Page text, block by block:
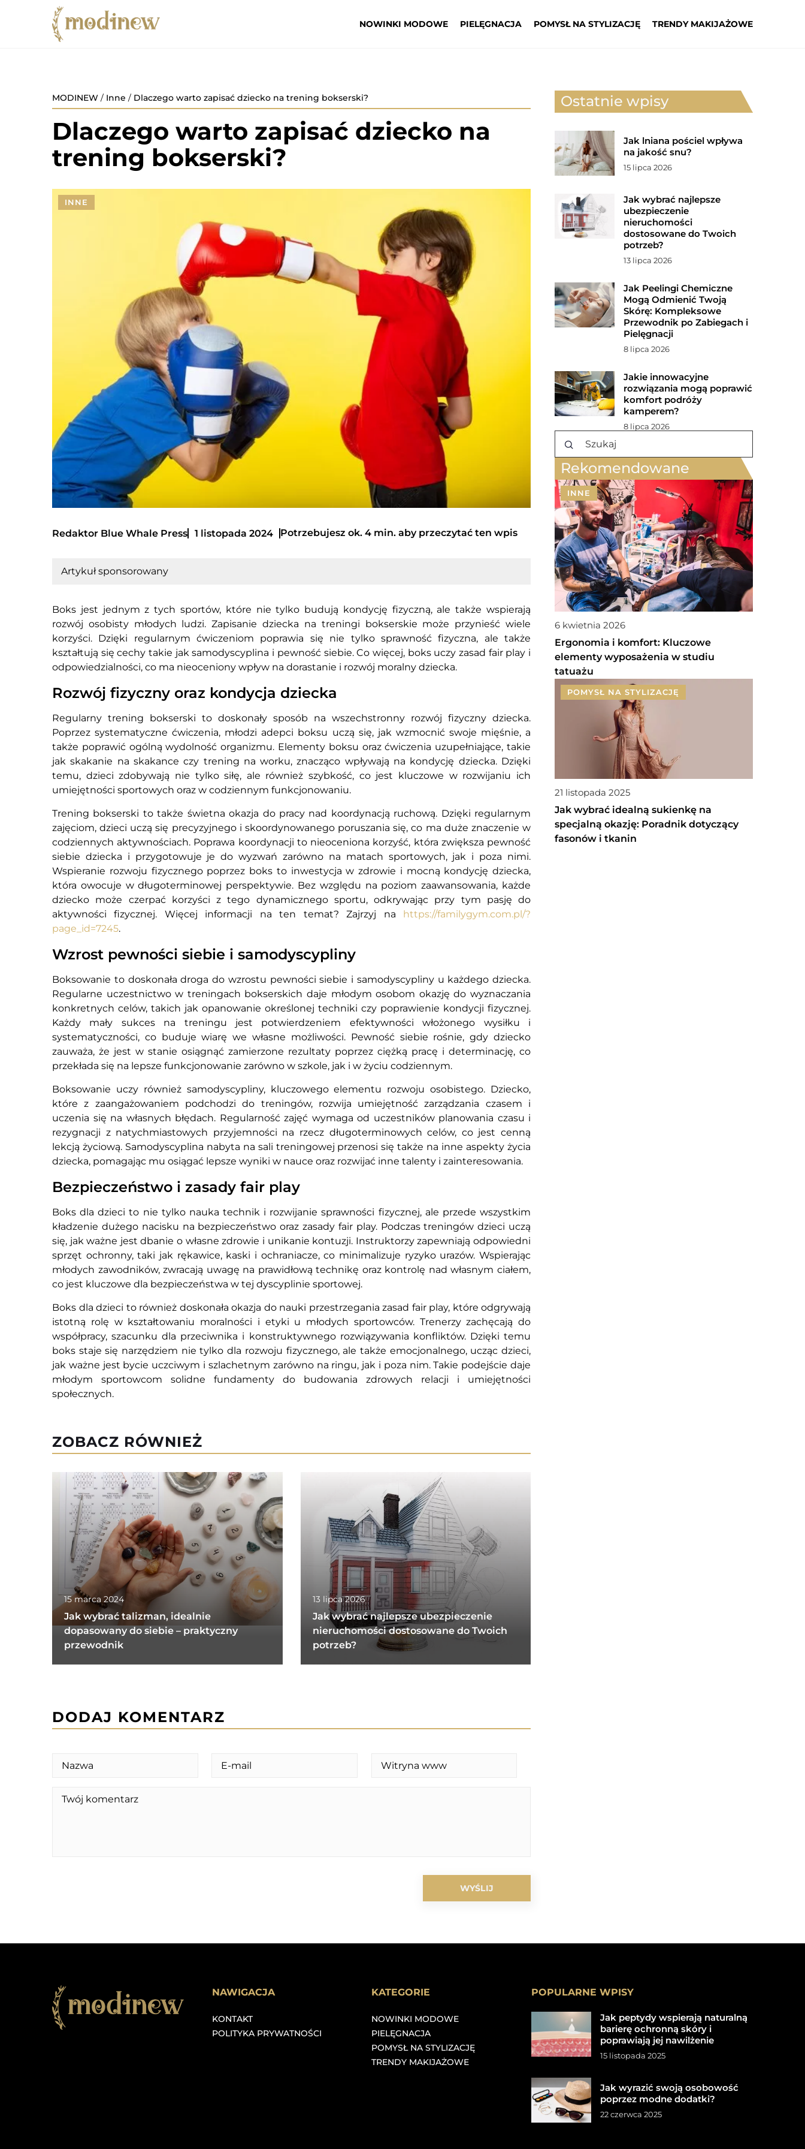
NOWINKI MODOWE PIELĘGNACJA POMYSŁ NA STYLIZACJĘ TRENDY MAKIJAŻOWE
MODINEW / Inne / Dlaczego warto zapisać dziecko na trening bokserski?
Dlaczego warto zapisać dziecko na
trening bokserski?
INNE
Redaktor Blue Whale Press 1 listopada 2024 Potrzebujesz ok. 4 min. aby przeczytać ten wpis
Artykuł sponsorowany
Boks jest jednym z tych sportów, które nie tylko budują kondycję fizyczną, ale także wspierają
rozwój osobisty młodych ludzi. Zapisanie dziecka na treningi bokserskie może przynieść wiele
korzyści. Dzięki regularnym ćwiczeniom poprawia się nie tylko sprawność fizyczna, ale także
kształtują się cechy takie jak samodyscyplina i pewność siebie. Co więcej, boks uczy zasad fair play i
odpowiedzialności, co ma nieoceniony wpływ na dorastanie i rozwój moralny dziecka.
Rozwój fizyczny oraz kondycja dziecka
Regularny trening bokserski to doskonały sposób na wszechstronny rozwój fizyczny dziecka.
Poprzez systematyczne ćwiczenia, młodzi adepci boksu uczą się, jak wzmocnić swoje mięśnie, a
także poprawić ogólną wydolność organizmu. Elementy boksu oraz ćwiczenia uzupełniające, takie
jak skakanie na skakance czy trening na worku, znacząco wpływają na kondycję dziecka. Dzięki
temu, dzieci zdobywają nie tylko siłę, ale również szybkość, co jest kluczowe w rozwijaniu ich
umiejętności sportowych oraz w codziennym funkcjonowaniu.
Trening bokserski to także świetna okazja do pracy nad koordynacją ruchową. Dzięki regularnym
zajęciom, dzieci uczą się precyzyjnego i skoordynowanego poruszania się, co ma duże znaczenie w
codziennych aktywnościach. Poprawa koordynacji to nieoceniona korzyść, która zwiększa pewność
siebie dziecka i przygotowuje je do wyzwań zarówno na matach sportowych, jak i poza nimi.
Wspieranie rozwoju fizycznego poprzez boks to inwestycja w zdrowie i mocną kondycję dziecka,
która owocuje w długoterminowej perspektywie. Bez względu na poziom zaawansowania, każde
dziecko może czerpać korzyści z tego dynamicznego sportu, odkrywając przy tym pasję do
aktywności fizycznej. Więcej informacji na ten temat? Zajrzyj na
https://familygym.com.pl/?
page_id=7245.
Wzrost pewności siebie i samodyscypliny
Boksowanie to doskonała droga do wzrostu pewności siebie i samodyscypliny u każdego dziecka.
Regularne uczestnictwo w treningach bokserskich daje młodym osobom okazję do wyznaczania
konkretnych celów, takich jak opanowanie określonej techniki czy poprawienie kondycji fizycznej.
Każdy mały sukces na treningu jest potwierdzeniem efektywności włożonego wysiłku i
systematyczności, co buduje wiarę we własne możliwości. Pewność siebie rośnie, gdy dziecko
zauważa, że jest w stanie osiągnąć zamierzone rezultaty poprzez ciężką pracę i determinację, co
przekłada się na lepsze funkcjonowanie zarówno w szkole, jak i w życiu codziennym.
Boksowanie uczy również samodyscypliny, kluczowego elementu rozwoju osobistego. Dziecko,
które z zaangażowaniem podchodzi do treningów, rozwija umiejętność zarządzania czasem i
uczenia się na własnych błędach. Regularność zajęć wymaga od uczestników planowania czasu i
rezygnacji z natychmiastowych przyjemności na rzecz długoterminowych celów, co jest cenną
lekcją życiową. Samodyscyplina nabyta na sali treningowej przenosi się także na inne aspekty życia
dziecka, pomagając mu osiągać lepsze wyniki w nauce oraz rozwijać inne talenty i zainteresowania.
Bezpieczeństwo i zasady fair play
Boks dla dzieci to nie tylko nauka technik i rozwijanie sprawności fizycznej, ale przede wszystkim
kładzenie dużego nacisku na bezpieczeństwo oraz zasady fair play. Podczas treningów dzieci uczą
się, jak ważne jest dbanie o własne zdrowie i unikanie kontuzji. Instruktorzy zapewniają odpowiedni
sprzęt ochronny, taki jak rękawice, kaski i ochraniacze, co minimalizuje ryzyko urazów. Wspierając
młodych zawodników, zwracają uwagę na prawidłową technikę oraz kontrolę nad własnym ciałem,
co jest kluczowe dla bezpieczeństwa w tej dyscyplinie sportowej.
Boks dla dzieci to również doskonała okazja do nauki przestrzegania zasad fair play, które odgrywają
istotną rolę w kształtowaniu moralności i etyki u młodych sportowców. Trenerzy zachęcają do
współpracy, szacunku dla przeciwnika i konstruktywnego rozwiązywania konfliktów. Dzięki temu
boks staje się narzędziem nie tylko dla rozwoju fizycznego, ale także emocjonalnego, ucząc dzieci,
jak ważne jest bycie uczciwym i szlachetnym zarówno na ringu, jak i poza nim. Takie podejście daje
młodym sportowcom solidne fundamenty do budowania zdrowych relacji i umiejętności
społecznych.
ZOBACZ RÓWNIEŻ
15 marca 2024
Jak wybrać talizman, idealnie
dopasowany do siebie – praktyczny
przewodnik
13 lipca 2026
Jak wybrać najlepsze ubezpieczenie
nieruchomości dostosowane do Twoich
potrzeb?
Ostatnie wpisy
Jak lniana pościel wpływa
na jakość snu?
15 lipca 2026
Jak wybrać najlepsze
ubezpieczenie
nieruchomości
dostosowane do Twoich
potrzeb?
13 lipca 2026
Jak Peelingi Chemiczne
Mogą Odmienić Twoją
Skórę: Kompleksowe
Przewodnik po Zabiegach i
Pielęgnacji
8 lipca 2026
Jakie innowacyjne
rozwiązania mogą poprawić
komfort podróży
kamperem?
8 lipca 2026
Rekomendowane
INNE
6 kwietnia 2026
Ergonomia i komfort: Kluczowe
elementy wyposażenia w studiu
tatuażu
POMYSŁ NA STYLIZACJĘ
21 listopada 2025
Jak wybrać idealną sukienkę na
specjalną okazję: Poradnik dotyczący
fasonów i tkanin
DODAJ KOMENTARZ
NAWIGACJA
KONTAKT
POLITYKA PRYWATNOŚCI
KATEGORIE
NOWINKI MODOWE
PIELĘGNACJA
POMYSŁ NA STYLIZACJĘ
TRENDY MAKIJAŻOWE
POPULARNE WPISY
Jak peptydy wspierają naturalną
barierę ochronną skóry i
poprawiają jej nawilżenie
15 listopada 2025
Jak wyrazić swoją osobowość
poprzez modne dodatki?
22 czerwca 2025